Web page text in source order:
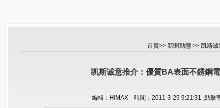
首頁>> 新聞動態 >> 凯斯
凯斯诚意推介：優質BA表面不銹鋼
編輯：HIMAX 時間：2011-3-29 9:21:31 點擊